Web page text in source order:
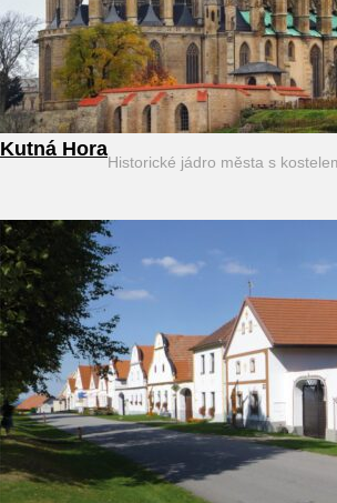
Kutná Hora
Historické jádro města s